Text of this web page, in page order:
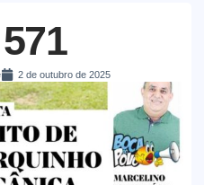
2 de outubro de 2025